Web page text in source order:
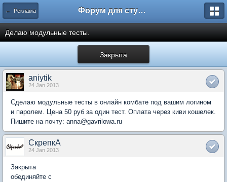
← Реклама Форум для студента СГА
Делаю модульные тесты.
Закрыта
aniytik
24 Jan 2013
Сделаю модульные тесты в онлайн комбате под вашим логином
и паролем. Цена 50 руб за один тест. Оплата через киви кошелек.
Пишите на почту: anna@gavrilowa.ru
СкрепкА
24 Jan 2013
Закрыта
обединяйте с